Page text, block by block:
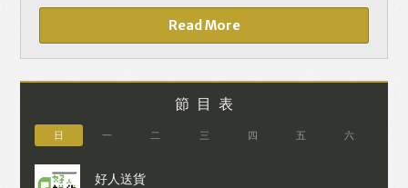
Read More
節目表
日 一 二 三 四 五 六